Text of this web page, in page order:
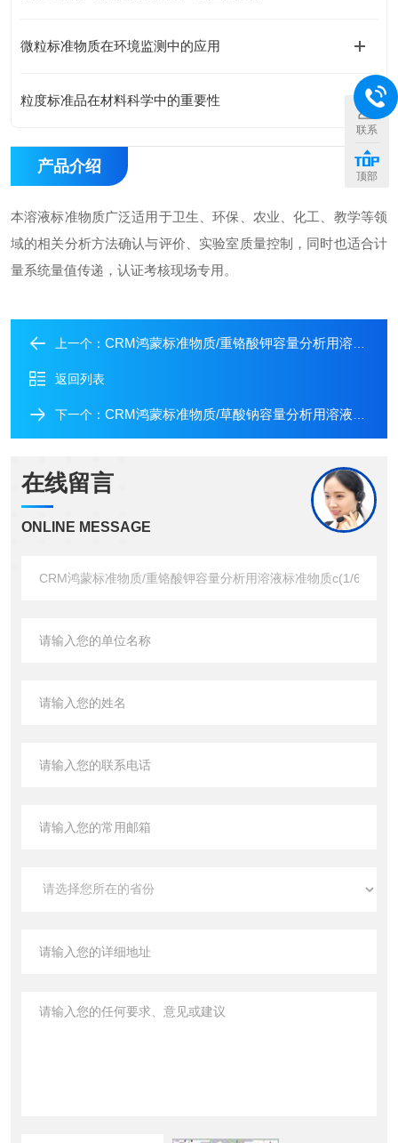
微粒标准物质在环境监测中的应用
粒度标准品在材料科学中的重要性
产品介绍
本溶液标准物质广泛适用于卫生、环保、农业、化工、教学等领
域的相关分析方法确认与评价、实验室质量控制，同时也适合计
量系统量值传递，认证考核现场专用。
上一个： CRM鸿蒙标准物质/重铬酸钾容量分析用溶液标准物质c(1/6K2Cr2O7):0.5mol/L=c(K2Cr2O7):0.083mol/L(药典浓度)500mL
返回列表
下一个： CRM鸿蒙标准物质/草酸钠容量分析用溶液标准物质c(1/2Na2C2O4)：0.5mol/L=c(Na2C2O4)：0.25mol/L(药典浓度)500mL
在线留言
ONLINE MESSAGE
联系
顶部